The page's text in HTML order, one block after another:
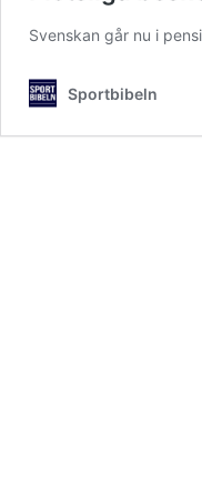
Svenskan går nu i
Sportbibeln